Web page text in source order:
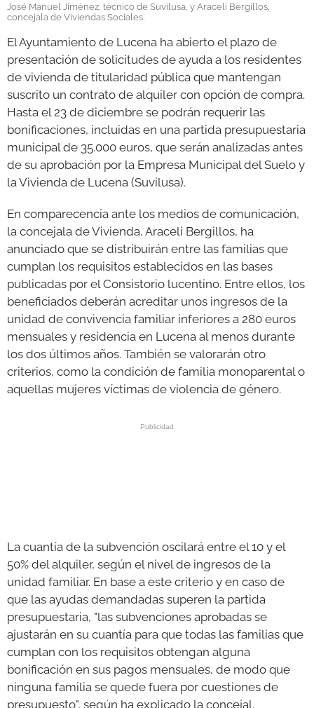
José Manuel Jiménez, técnico de Suvilusa, y Araceli Bergillos,
concejala de Viviendas Sociales.
El Ayuntamiento de Lucena ha abierto el plazo de
presentación de solicitudes de ayuda a los residentes
de vivienda de titularidad pública que mantengan
suscrito un contrato de alquiler con opción de compra.
Hasta el 23 de diciembre se podrán requerir las
bonificaciones, incluidas en una partida presupuestaria
municipal de 35.000 euros, que serán analizadas antes
de su aprobación por la Empresa Municipal del Suelo y
la Vivienda de Lucena (Suvilusa).
En comparecencia ante los medios de comunicación,
la concejala de Vivienda, Araceli Bergillos, ha
anunciado que se distribuirán entre las familias que
cumplan los requisitos establecidos en las bases
publicadas por el Consistorio lucentino. Entre ellos, los
beneficiados deberán acreditar unos ingresos de la
unidad de convivencia familiar inferiores a 280 euros
mensuales y residencia en Lucena al menos durante
los dos últimos años. También se valorarán otro
criterios, como la condición de familia monoparental o
aquellas mujeres víctimas de violencia de género.
La cuantía de la subvención oscilará entre el 10 y el
50% del alquiler, según el nivel de ingresos de la
unidad familiar. En base a este criterio y en caso de
que las ayudas demandadas superen la partida
presupuestaria, "las subvenciones aprobadas se
ajustarán en su cuantía para que todas las familias que
cumplan con los requisitos obtengan alguna
bonificación en sus pagos mensuales, de modo que
ninguna familia se quede fuera por cuestiones de
presupuesto", según ha explicado la concejal.